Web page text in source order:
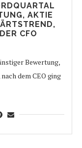
AKTIE
CFO
Bewertung,
dem CEO ging